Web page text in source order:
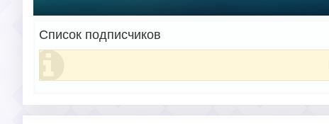
Список подписчиков